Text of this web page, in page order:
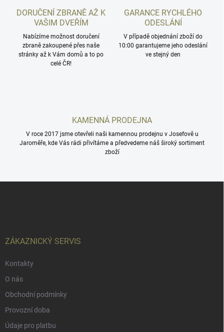
u
DORUČENÍ ZBRANĚ AŽ K
VAŠIM DVEŘÍM
Nabízíme možnost doručení
zbraně zakoupené přes naše
stránky až k Vám domů a to po
celé ČR!
GARANCE RYCHLÉHO
ODESLÁNÍ
V případě objednání zboží do
10:00 garantujeme jeho odeslání
ve stejný den
KAMENNÁ PRODEJNA
V roce 2017 jsme otevřeli naši kamennou prodejnu v Josefově u
Jaroměře, kde Vás rádi přivítáme a předvedeme náš široký sortiment
zboží
ZÁKAZNICKÝ SERVIS
Kontakty
O nás
Obchodní podmínky
Provozní doba
Údaje pro platbu